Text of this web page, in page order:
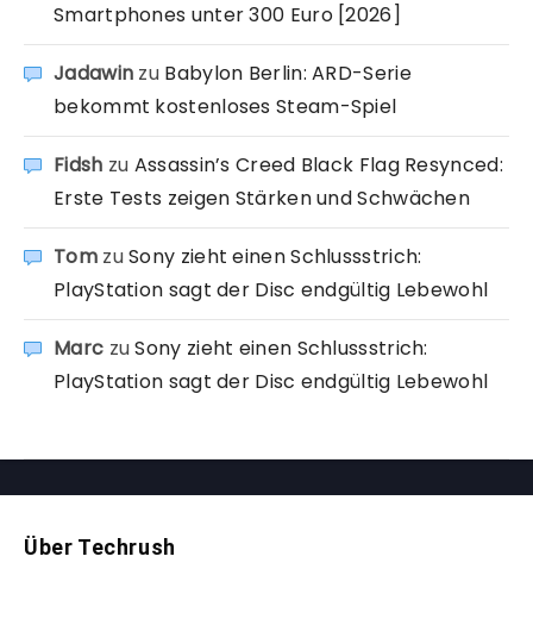
Smartphones unter 300 Euro [2026]
Jadawin zu Babylon Berlin: ARD-Serie
bekommt kostenloses Steam-Spiel
Fidsh zu Assassin’s Creed Black Flag Resynced:
Erste Tests zeigen Stärken und Schwächen
TomzuSony zieht einen Schlussstrich:
PlayStation sagt der Disc endgültig Lebewohl
Marc zuSony zieht einen Schlussstrich:
PlayStation sagt der Disc endgültig Lebewohl
Über Techrush